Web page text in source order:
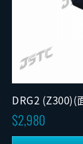
DRG2 (Z300)(
2,980